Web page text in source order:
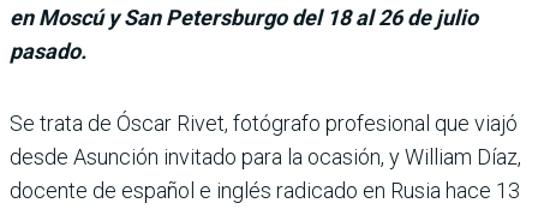
en Moscú y San Petersburgo del 18 al 26 de julio
pasado.
Se trata de Óscar Rivet, fotógrafo profesional que viajó
desde Asunción invitado para la ocasión, y William Díaz,
docente de español e inglés radicado en Rusia hace 13